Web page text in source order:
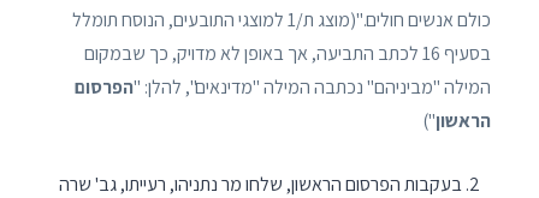
כולם אנשים חולים."(מוצג ת/1 למוצגי התובעים, הנוסח תומלל
בסעיף 16 לכתב התביעה, אך באופן לא מדויק, כך שבמקום
המילה "מביניהם" נכתבה המילה "מדינאים", להלן: "הפרסום
הראשון")
בעקבות הפרסום הראשון, שלחו מר נתניהו, רעייתו, גב' שרה